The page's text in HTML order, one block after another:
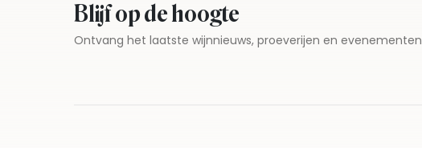
Blijf op de hoogte
Ontvang het laatste wijnnieuws, proeverijen en evenementen